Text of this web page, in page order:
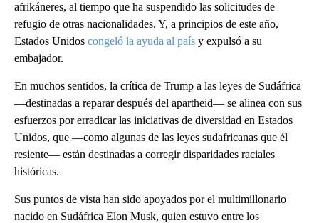
afrikáneres, al tiempo que ha suspendido las solicitudes de
refugio de otras nacionalidades. Y, a principios de este año,
Estados Unidos congeló la ayuda al país y expulsó a su
embajador.
En muchos sentidos, la crítica de Trump a las leyes de Sudáfrica
—destinadas a reparar después del apartheid— se alinea con sus
esfuerzos por erradicar las iniciativas de diversidad en Estados
Unidos, que —como algunas de las leyes sudafricanas que él
resiente— están destinadas a corregir disparidades raciales
históricas.
Sus puntos de vista han sido apoyados por el multimillonario
nacido en Sudáfrica Elon Musk, quien estuvo entre los